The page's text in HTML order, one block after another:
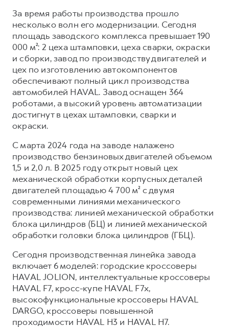
За время работы производства прошло
несколько волн его модернизации. Сегодня
площадь заводского комплекса превышает 190
000 м²: 2 цеха штамповки, цеха сварки, окраски
и сборки, завод по производству двигателей и
цех по изготовлению автокомпонентов
обеспечивают полный цикл производства
автомобилей HAVAL. Завод оснащен 364
роботами, а высокий уровень автоматизации
достигнут в цехах штамповки, сварки и
окраски.
С марта 2024 года на заводе налажено
производство бензиновых двигателей объемом
1,5 и 2,0 л. В 2025 году открыт новый цех
механической обработки корпусных деталей
двигателей площадью 4 700 м² с двумя
современными линиями механического
производства: линией механической обработки
блока цилиндров (БЦ) и линией механической
обработки головки блока цилиндров (ГБЦ).
Сегодня производственная линейка завода
включает 6 моделей: городские кроссоверы
HAVAL JOLION, интеллектуальные кроссоверы
HAVAL F7, кросс-купе HAVAL F7x,
высокофункциональные кроссоверы HAVAL
DARGO, кроссоверы повышенной
проходимости HAVAL H3 и HAVAL H7.